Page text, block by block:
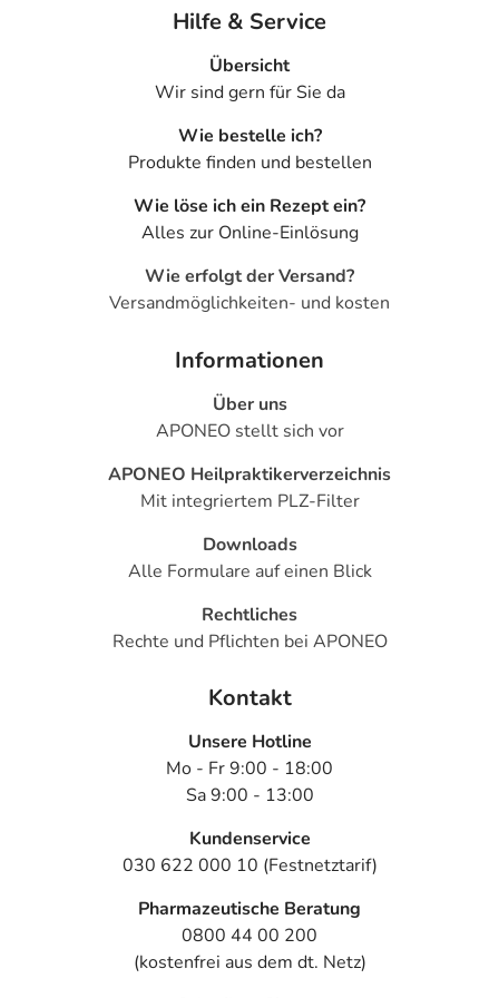
- Infektionen der Atemwege, wie:
- Rachenentzündung
- Störungen des Salzhaushaltes, wie:
- Kaliummangel
- Muskelkrämpfe
- Knochenbrüche
Veränderung während der Behandlung, wenden Sie sich
an Ihren Arzt oder Apotheker.
Für die Information an dieser Stelle werden vor allem
Nebenwirkungen berücksichtigt, die bei mindestens
einem von 1.000 behandelten Patienten auftreten.
Personen Einzeldosis Gesamtdosis
Sprühstöße
2
Sprühstöße
2-mal täglich
Anwendungshinweise
Die Gesamtdosis sollte nicht ohne Rücksprache mit
einem Arzt oder Apotheker überschritten werden.
Hilfe & Service
Übersicht
Wir sind gern für Sie da
Wie bestelle ich?
Produkte finden und bestellen
Wie löse ich ein Rezept ein?
Alles zur Online-Einlösung
Wie erfolgt der Versand?
Versandmöglichkeiten- und kosten
Informationen
Über uns
APONEO stellt sich vor
APONEO Heilpraktikerverzeichnis
Mit integriertem PLZ-Filter
Downloads
Alle Formulare auf einen Blick
Rechtliches
Rechte und Pflichten bei APONEO
Kontakt
Unsere Hotline
Mo - Fr 9:00 - 18:00
Sa 9:00 - 13:00
Kundenservice
030 622 000 10 (Festnetztarif)
Pharmazeutische Beratung
0800 44 00 200
(kostenfrei aus dem dt. Netz)